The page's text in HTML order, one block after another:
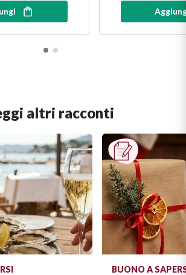
altri racconti
BUONO A